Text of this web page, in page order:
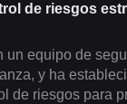
de riesgos
un equipo de
y ha
de riesgos para